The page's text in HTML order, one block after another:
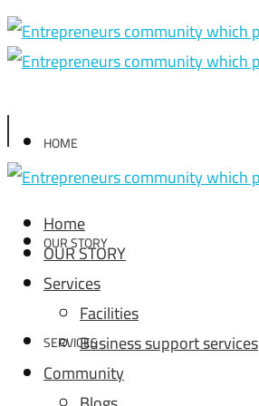
HOME
OUR STORY
SERVICES
Home
OUR STORY
Services
Facilities
Business support services
Community